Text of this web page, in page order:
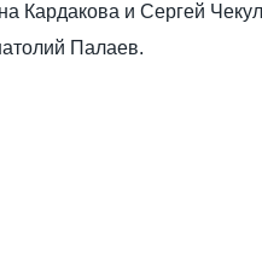
Кардакова и Сергей
Палаев.